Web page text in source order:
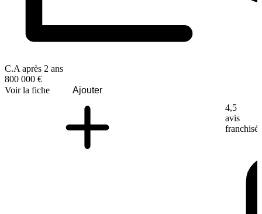
C.A après 2 ans
800 000 €
Voir la fiche
Ajouter
4,5
avis
franchisé